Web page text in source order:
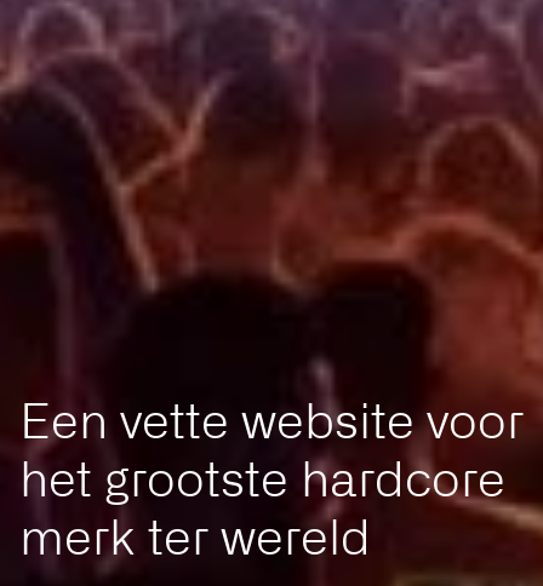
Een vette website voor
het grootste hardcore
merk ter wereld